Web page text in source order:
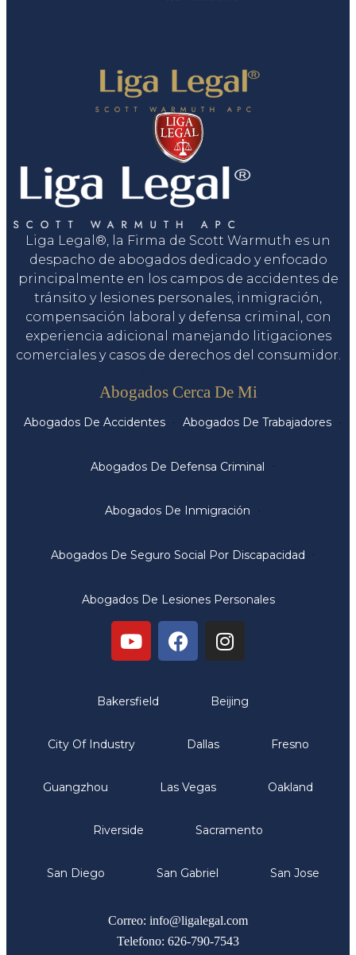
Liga Legal®, la Firma de Scott Warmuth es un
despacho de abogados dedicado y enfocado
principalmente en los campos de accidentes de
tránsito y lesiones personales, inmigración,
compensación laboral y defensa criminal, con
experiencia adicional manejando litigaciones
comerciales y casos de derechos del consumidor.
Abogados Cerca De Mi
Abogados De Accidentes Abogados De Trabajadores
Abogados De Defensa Criminal
Abogados De Inmigración
Abogados De Seguro Social Por Discapacidad
Abogados De Lesiones Personales
Bakersfield Beijing
City Of Industry Dallas Fresno
Guangzhou Las Vegas Oakland
Riverside Sacramento
San Diego San Gabriel San Jose
Correo: info@ligalegal.com
Telefono: 626-790-7543